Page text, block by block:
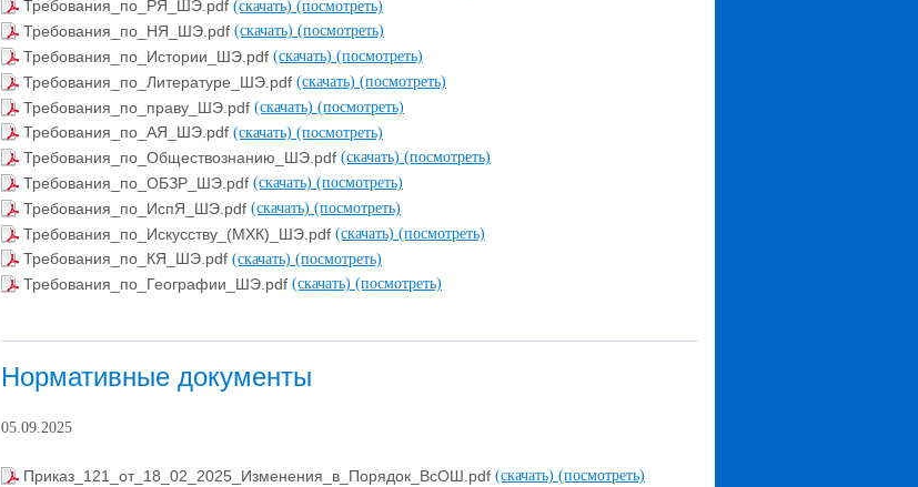
Требования_по_РЯ_ШЭ.pdf (скачать) (посмотреть)
Требования_по_НЯ_ШЭ.pdf (скачать) (посмотреть)
Требования_по_Истории_ШЭ.pdf (скачать) (посмотреть)
Требования_по_Литературе_ШЭ.pdf (скачать) (посмотреть)
Требования_по_праву_ШЭ.pdf (скачать) (посмотреть)
Требования_по_АЯ_ШЭ.pdf (скачать) (посмотреть)
Требования_по_Обществознанию_ШЭ.pdf (скачать) (посмотреть)
Требования_по_ОБЗР_ШЭ.pdf (скачать) (посмотреть)
Требования_по_ИспЯ_ШЭ.pdf (скачать) (посмотреть)
Требования_по_Искусству_(МХК)_ШЭ.pdf (скачать) (посмотреть)
Требования_по_КЯ_ШЭ.pdf (скачать) (посмотреть)
Требования_по_Географии_ШЭ.pdf (скачать) (посмотреть)
Нормативные документы
05.09.2025
Приказ_121_от_18_02_2025_Изменения_в_Порядок_ВсОШ.pdf (скачать) (посмотреть)